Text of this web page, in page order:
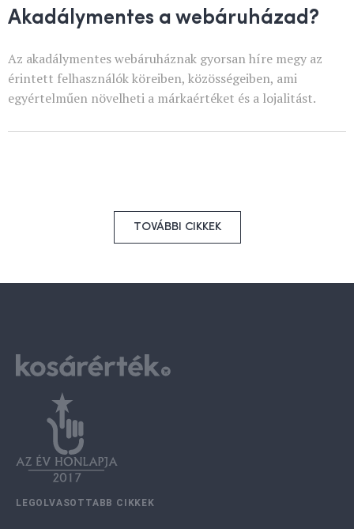
Akadálymentes a webáruházad?
Az akadálymentes webáruháznak gyorsan híre megy az
érintett felhasználók köreiben, közösségeiben, ami
egyértelműen növelheti a márkaértéket és a lojalitást.
TOVÁBBI CIKKEK
LEGOLVASOTTABB CIKKEK